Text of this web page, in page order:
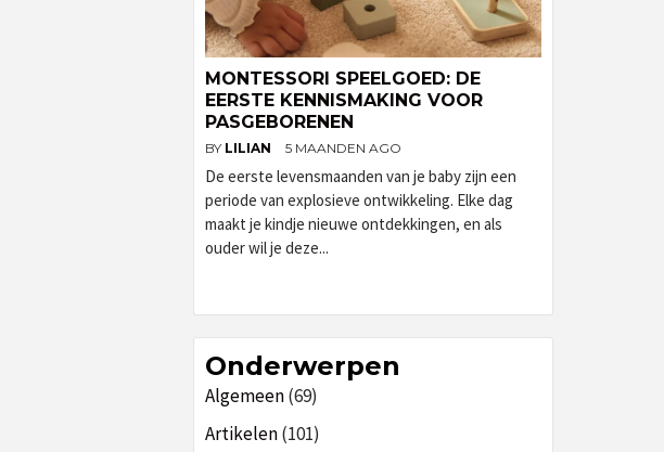
MONTESSORI SPEELGOED: DE
EERSTE KENNISMAKING VOOR
PASGEBORENEN
BY LILIAN 5 MAANDEN AGO
De eerste levensmaanden van je baby zijn een
periode van explosieve ontwikkeling. Elke dag
maakt je kindje nieuwe ontdekkingen, en als
ouder wil je deze...
Onderwerpen
Algemeen(69)
Artikelen(101)